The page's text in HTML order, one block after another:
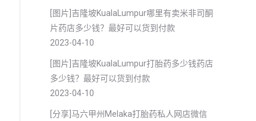
[图片]吉隆坡KualaLumpur哪里有卖米非司酮
片药店多少钱？最好可以货到付款
2023-04-10
[图片]吉隆坡KualaLumpur打胎药多少钱药店
多少钱？最好可以货到付款
2023-04-10
[分享]马六甲州Melaka打胎药私人网店微信